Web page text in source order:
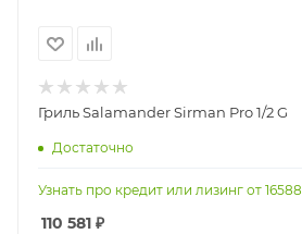
Гриль Salamander Sirman Pro 1/2 G
Достаточно
Узнать про кредит или лизинг от 16588
110 581 ₽